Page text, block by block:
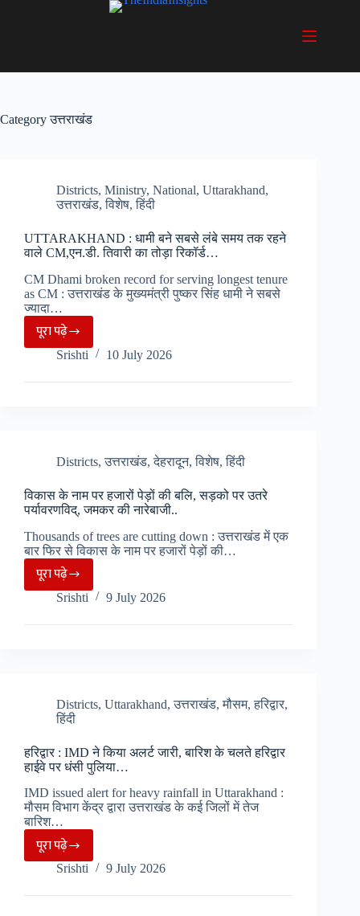
Categoryउत्तराखंड
Districts, Ministry, National, Uttarakhand,
उत्तराखंड,विशेष,हिंदी
UTTARAKHAND : धामी बने सबसे लंबे समय तक रहने
वाले CM,एन.डी. तिवारी का तोड़ा रिकॉर्ड…
CM Dhami broken record for serving longest tenure
as CM : उत्तराखंड के मुख्यमंत्री पुष्कर सिंह धामी ने सबसे
ज्यादा…
पूरा पढ़ेUTTARAKHAND
:
धामी
समय
रहने
वाले
CM,एन.डी.
तिवारी
का
तोड़ा
रिकॉर्ड…
Srishti 10 July 2026
Districts,उत्तराखंड,देहरादून,विशेष,हिंदी
विकास के नाम पर हजारों पेड़ों की बलि, सड़को पर उतरे
पर्यावरणविद्, जमकर की नारेबाजी..
Thousands of trees are cutting down : उत्तराखंड में एक
बार फिर से विकास के नाम पर हजारों पेड़ों की…
पूरा पढ़ेविकास
के
नाम
की
बलि,
सड़को
पर
पर्यावरणविद्,
जमकर
की
नारेबाजी..
Srishti 9 July 2026
Districts, Uttarakhand,उत्तराखंड,मौसम,हरिद्वार,
हिंदी
हरिद्वार : IMD ने किया अलर्ट जारी, बारिश के चलते हरिद्वार
हाईवे पर धंसी पुलिया…
IMD issued alert for heavy rainfall in Uttarakhand :
मौसम विभाग केंद्र द्वारा उत्तराखंड के कई जिलों में तेज
बारिश…
पूरा पढ़ेहरिद्वार
:
IMD
Srishti 9 July 2026